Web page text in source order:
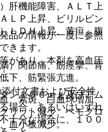
肝機能障害、ＡＬＴ上
ＬＰ上昇、ビリルビン
ＬＤＨ上昇、黄疸、腹
）関節痛、筋痙攣、背
下、筋緊張亢進。
、紫斑、白血球増加、
リット減少、ヘモグロ
血小板減少。
があり、本剤を高血圧
ン１００ｍｇ及びアム
場合、あるいはいずれ
十分な場合に、１００
品の情報が一度に参照
きます。
付文書および安全性